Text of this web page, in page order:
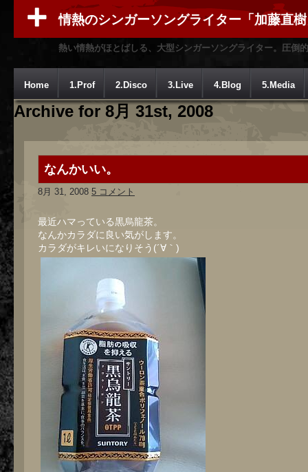
情熱のシンガーソングライター「加藤直
熱い情熱がほとばしる、大型シンガーソングライター。圧倒
Home 1.Prof 2.Disco 3.Live 4.Blog 5.Media
Archive for 8月 31st, 2008
なんかいい。
8月 31, 2008 5 コメント
最近ハマっている黒烏龍茶。
なんかカラダに良い気がします。
カラダがキレいになりそう(´∀｀)